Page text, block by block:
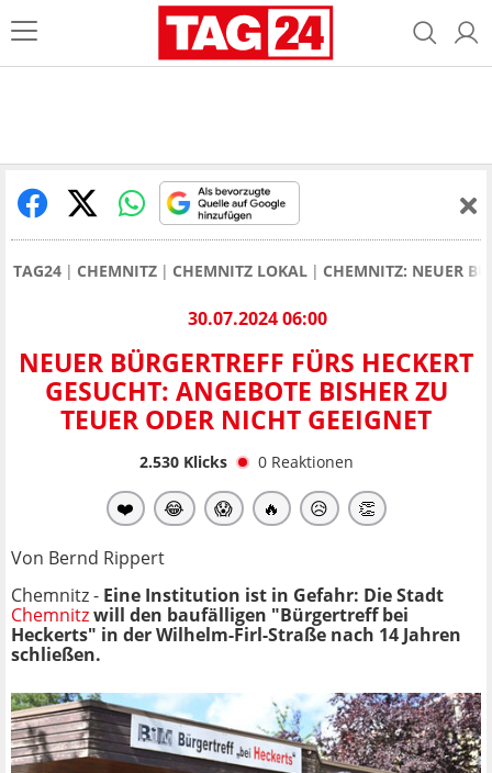
TAG24 CHEMNITZ CHEMNITZ LOKAL CHEMNITZ: NEUER
30.07.2024 06:00
NEUER BÜRGERTREFF FÜRS HECKERT
GESUCHT: ANGEBOTE BISHER ZU
TEUER ODER NICHT GEEIGNET
2.530Klicks 0 Reaktionen
❤️ 😂 😱 🔥 😥 👏
Von Bernd Rippert
Chemnitz - Eine Institution ist in Gefahr: Die Stadt
Chemnitzwill den baufälligen "Bürgertreff bei
Heckerts" in der Wilhelm-Firl-Straße nach 14 Jahren
schließen.